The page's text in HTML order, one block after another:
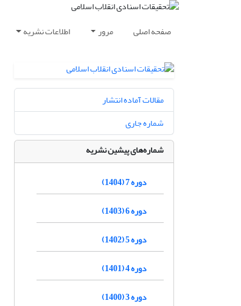
صفحه اصلی مرور اطلاعات نشریه
مقالات آماده انتشار
شماره جاری
شماره‌های پیشین نشریه
دوره 7 (1404)
دوره 6 (1403)
دوره 5 (1402)
دوره 4 (1401)
دوره 3 (1400)